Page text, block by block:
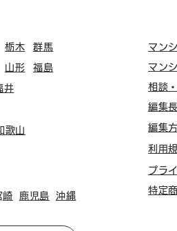
栃木
山形
井
群馬
福島
歌山
崎 鹿児島 沖縄
マン
マン
相談
編集
編集
利用
プラ
特定